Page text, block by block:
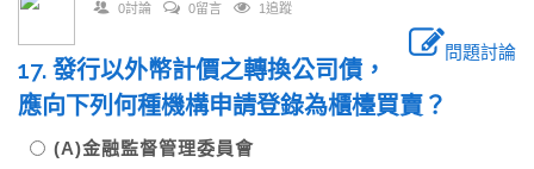
0討論 0留言 1追蹤
問題討論
17. 發行以外幣計價之轉換公司債，
應向下列何種機構申請登錄為櫃檯買賣？
(A)金融監督管理委員會